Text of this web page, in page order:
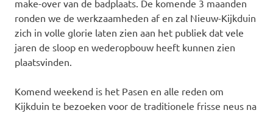
make-over van de badplaats. De komende 3 maanden
ronden we de werkzaamheden af en zal Nieuw-Kijkduin
zich in volle glorie laten zien aan het publiek dat vele
jaren de sloop en wederopbouw heeft kunnen zien
plaatsvinden.
Komend weekend is het Pasen en alle reden om
Kijkduin te bezoeken voor de traditionele frisse neus na